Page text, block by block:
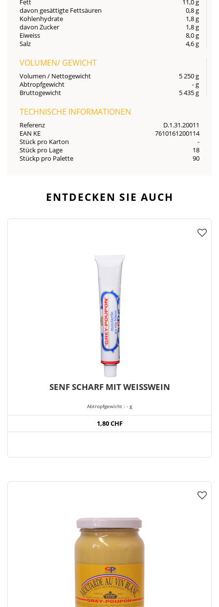
Fett
11,0 g
davon gesättigte Fettsäuren
0,8 g
Kohlenhydrate
1,8 g
davon Zucker
1,8 g
Eiweiss
8,0 g
Salz
4,6 g
VOLUMEN/ GEWICHT
Volumen / Nettogewicht
5 250 g
Abtropfgewicht
- g
Bruttogewicht
5 435 g
TECHNISCHE INFORMATIONEN
Referenz
D.1.31.20011
EAN KE
7610161200114
Stück pro Karton
-
Stück pro Lage
18
Stückp pro Palette
90
ENTDECKEN SIE AUCH
SENF SCHARF MIT WEISSWEIN
Abtropfgewicht : - g
1,80 CHF